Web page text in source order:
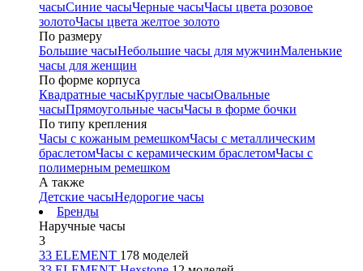
часыСиние часыЧерные часыЧасы цвета розовое
золотоЧасы цвета желтое золото
По размеру
Большие часыНебольшие часы для мужчинМаленькие
часы для женщин
По форме корпуса
Квадратные часыКруглые часыОвальные
часыПрямоугольные часыЧасы в форме бочки
По типу крепления
Часы с кожаным ремешкомЧасы с металлическим
браслетомЧасы с керамическим браслетомЧасы с
полимерным ремешком
А также
Детские часыНедорогие часы
Бренды
Наручные часы
3
33 ELEMENT 178 моделей